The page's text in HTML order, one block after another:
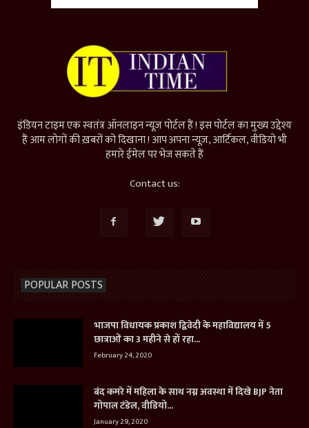
इंडियन टाइम एक स्वतंत्र ऑनलाइन न्यूज़ पोर्टल हैं ! इस पोर्टल का मुख्य उद्देश्य
हैं आम लोगों की ख़बरों को दिखाना ! आप अपना न्यूज़, आर्टिकल, वीडियो भी
हमारे ईमेल पर भेज सकते हैं
Contact us:
POPULAR POSTS
भाजपा विधायक प्रकाश द्विवेदी के महाविद्यालय में 5
छात्राओं का 3 महीने से हों रहा...
February 24, 2020
बंद कमरे में महिला के साथ नग्न अवस्था में दिखे BJP नेता
गोपाल टंडेल, वीडियो...
January 29, 2020